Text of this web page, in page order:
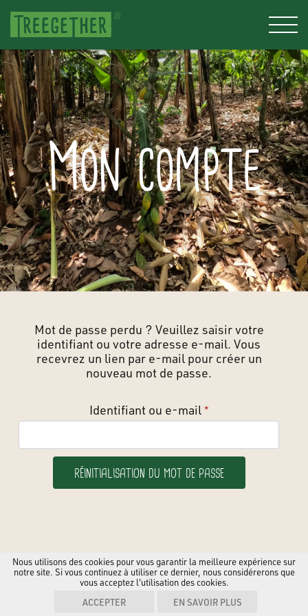
Mon compte
Mot de passe perdu ? Veuillez saisir votre
identifiant ou votre adresse e-mail. Vous
recevrez un lien par e-mail pour créer un
nouveau mot de passe.
Identifiant ou e-mail *Obligatoire
RÉINITIALISATION DU MOT DE PASSE
Nous utilisons des cookies pour vous garantir la meilleure expérience sur
notre site. Si vous continuez à utiliser ce dernier, nous considérerons que
vous acceptez l'utilisation des cookies.
ACCEPTER
EN SAVOIR PLUS